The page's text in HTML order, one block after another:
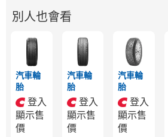
別人也會看
汽車輪
胎
登入
顯示售
價
汽車輪
胎
登入
顯示售
價
汽車輪
胎
登入
顯示售
價